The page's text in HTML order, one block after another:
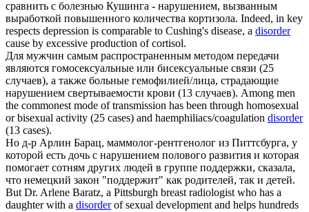
сравнить с болезнью Кушинга - нарушением, вызванным
выработкой повышенного количества кортизола. Indeed, in key
respects depression is comparable to Cushing's disease, a disorder
cause by excessive production of cortisol.
Для мужчин самым распространенным методом передачи
являются гомосексуальные или бисексуальные связи (25
случаев), а также больные гемофилией/лица, страдающие
нарушением свертываемости крови (13 случаев). Among men
the commonest mode of transmission has been through homosexual
or bisexual activity (25 cases) and haemphiliacs/coagulation disorder
(13 cases).
Но д-р Арлин Барац, маммолог-рентгенолог из Питтсбурга, у
которой есть дочь с нарушением полового развития и которая
помогает сотням других людей в группе поддержки, сказала,
что немецкий закон "поддержит" как родителей, так и детей.
But Dr. Arlene Baratz, a Pittsburgh breast radiologist who has a
daughter with a disorderof sexual development and helps hundreds